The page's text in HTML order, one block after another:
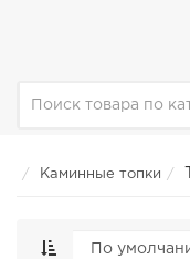
Каминные топки